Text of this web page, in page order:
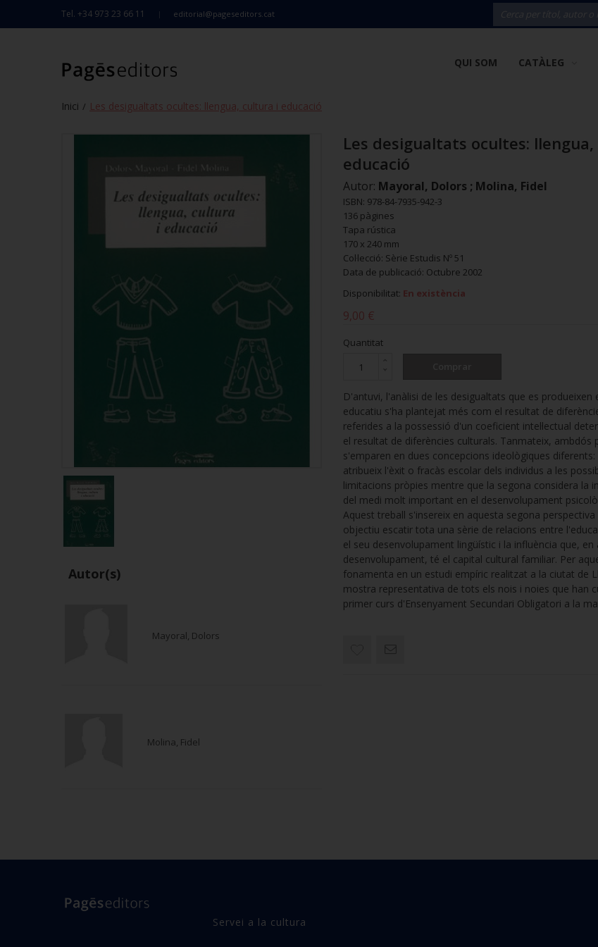
Tel. +34 973 23 66 11 editorial@pageseditors.cat
QUI SOM CATÀLEG
Inici / Les desigualtats ocultes: llengua, cultura i educació
Autor(s)
Mayoral, Dolors
Molina, Fidel
Les desigualtats ocultes:
educació
Autor: Mayoral, Dolors ; Molina, Fidel
ISBN: 978-84-7935-942-3
136 pàgines
Tapa rústica
170 x 240 mm
Col·lecció: Sèrie Estudis Nº 51
Data de publicació: Octubre 2002
Disponibilitat: En existència
9,00 €
Quantitat
D'antuvi, l'anàlisi de les desigualtats que es produeixen
educatiu s'ha plantejat més com el resultat de
referides a la possessió d'un coeficient intel·lectual
el resultat de diferències culturals. Tanmateix, ambdós
s'emparen en dues concepcions ideològiques
atribueix l'èxit o fracàs escolar dels individus a les
limitacions pròpies mentre que la segona considera la
del medi molt important en el desenvolupament
Aquest treball s'insereix en aquesta segona
objectiu escatir tota una sèrie de relacions entre
el seu desenvolupament lingüístic i la influència que, en
desenvolupament, té el capital cultural familiar. Per
fonamenta en un estudi empíric realitzat a la ciutat de
mostra representativa de tots els nois i noies que han
primer curs d'Ensenyament Secundari Obligatori a la
Servei a la cultura